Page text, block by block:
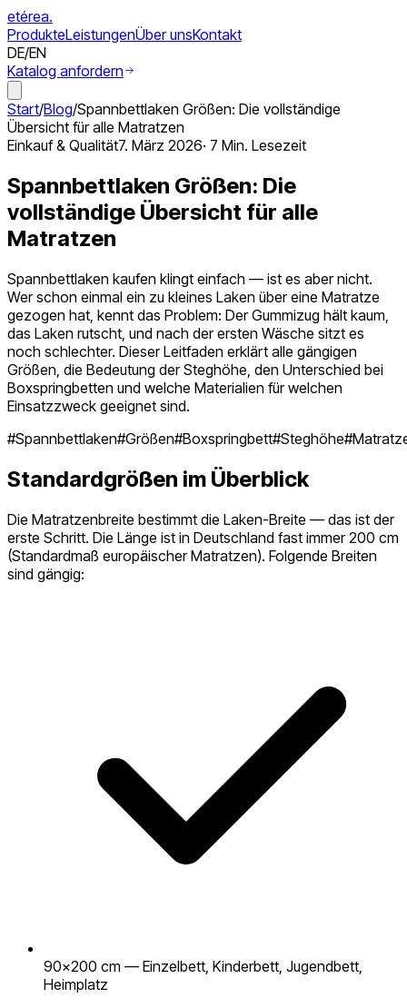
etérea.
ProdukteLeistungenÜber unsKontakt
DE/EN
Katalog anfordern
Start/Blog/Spannbettlaken Größen: Die vollständige
Übersicht für alle Matratzen
Einkauf & Qualität7. März 2026· 7 Min. Lesezeit
Spannbettlaken Größen: Die
vollständige Übersicht für alle
Matratzen
Spannbettlaken kaufen klingt einfach — ist es aber nicht.
Wer schon einmal ein zu kleines Laken über eine Matratze
gezogen hat, kennt das Problem: Der Gummizug hält kaum,
das Laken rutscht, und nach der ersten Wäsche sitzt es
noch schlechter. Dieser Leitfaden erklärt alle gängigen
Größen, die Bedeutung der Steghöhe, den Unterschied bei
Boxspringbetten und welche Materialien für welchen
Einsatzzweck geeignet sind.
#Spannbettlaken#Größen#Boxspringbett#Steghöhe#
Standardgrößen im Überblick
Die Matratzenbreite bestimmt die Laken-Breite — das ist der
erste Schritt. Die Länge ist in Deutschland fast immer 200 cm
(Standardmaß europäischer Matratzen). Folgende Breiten
sind gängig:
90×200 cm — Einzelbett, Kinderbett, Jugendbett,
Heimplatz